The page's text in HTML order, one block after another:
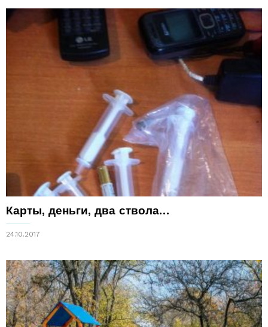
Карты, деньги, два ствола…
24.10.2017